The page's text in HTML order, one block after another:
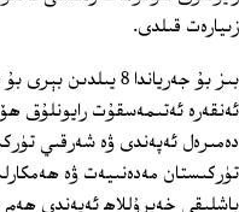
زىيارەت قىلدى.
بىز بۇ جەرياندا 8
ئەنقەرە ئەتىمەسقۇت رايونلۇق
دەمىرەل ئەپەندى ۋە شەرقىي
تۈركىستان مەدەنىيەت ۋە
باشلىقى خەيرۇللاھ ئەپەندى ھەم